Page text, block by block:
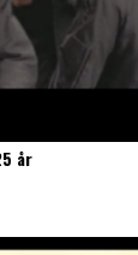
år